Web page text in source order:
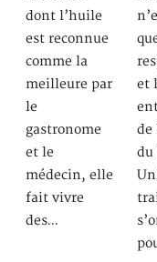
dont l’huile
est reconnue
comme la
meilleure par
le
gastronome
et le
médecin, elle
fait vivre
des…
et
de
du